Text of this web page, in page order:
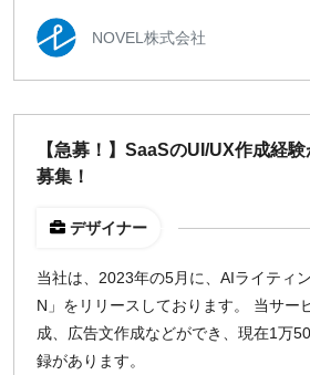
NOVEL株式会社
【急募！】SaaSのUI/UX作成経
募集！
デザイナー
当社は、2023年の5月に、AIライティ
N」をリリースしております。 当サー
成、広告文作成などができ、現在1万
録があります。